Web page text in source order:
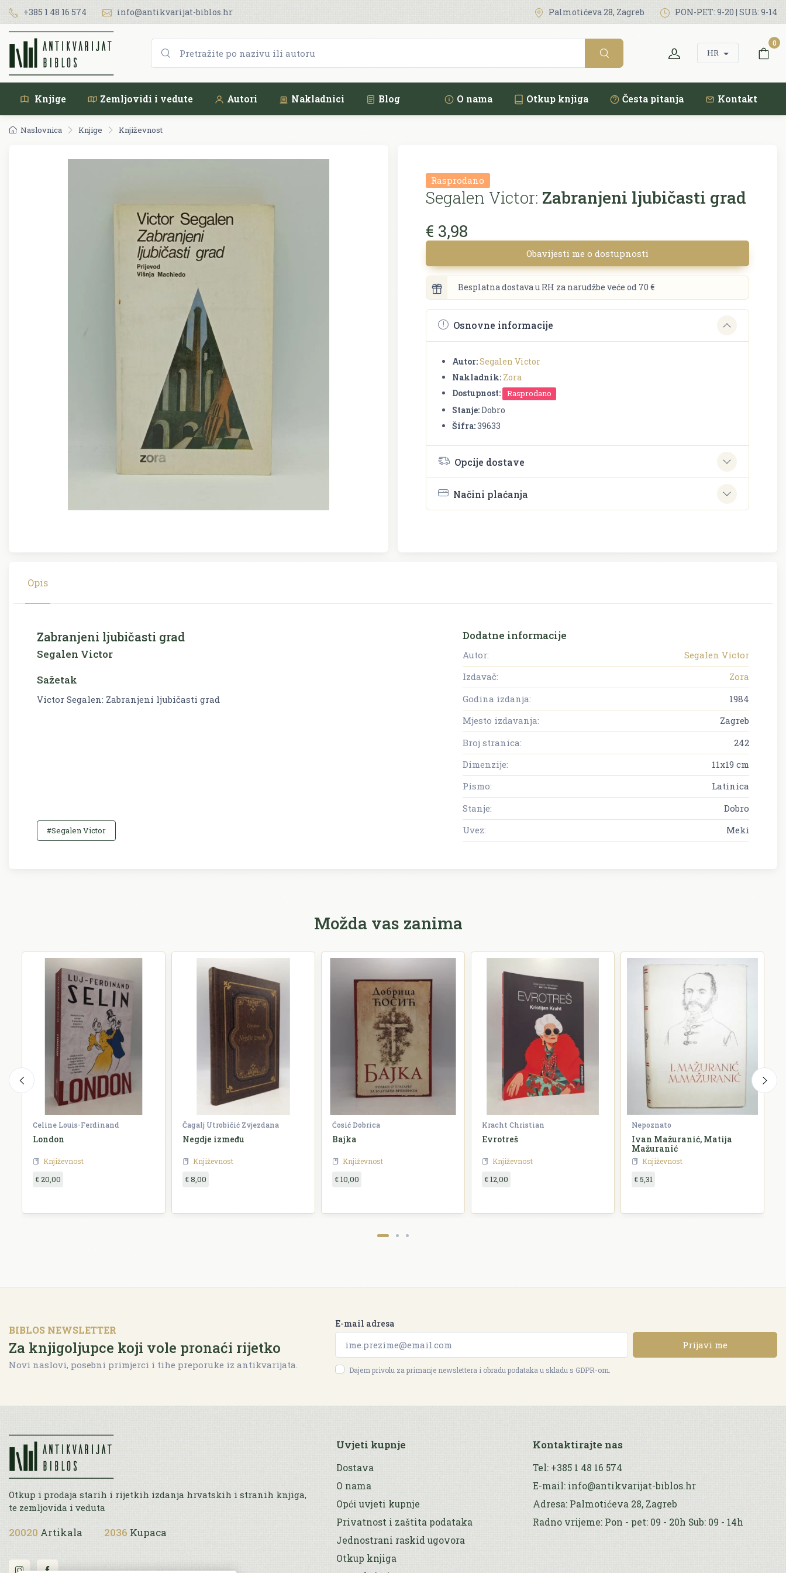
+385 1 48 16 574 info@antikvarijat-biblos.hr Palmotićeva 28, Zagreb PON-PET: 9-20 | SUB: 9-14
HR
0
Knjige Zemljovidi i vedute Autori Nakladnici Blog O nama Otkup knjiga Česta pitanja Kontakt
Naslovnica Knjige Književnost
Rasprodano
Segalen Victor: Zabranjeni ljubičasti grad
€ 3,98
Obavijesti me o dostupnosti
Besplatna dostava u RH za narudžbe veće od 70 €
Osnovne informacije
Autor:Segalen Victor
Nakladnik: Zora
Dostupnost:
Rasprodano
Stanje:Dobro
Šifra:39633
Opcije dostave
Načini plaćanja
Opis
Zabranjeni ljubičasti grad
Segalen Victor
Sažetak
Victor Segalen: Zabranjeni ljubičasti grad
#Segalen Victor
Dodatne informacije
Autor:
Segalen Victor
Izdavač:
Zora
Godina izdanja:
1984
Mjesto izdavanja:
Zagreb
Broj stranica:
242
Dimenzije:
11x19 cm
Pismo:
Latinica
Stanje:
Dobro
Uvez:
Meki
Možda vas zanima
Celine Louis-Ferdinand
London
Književnost
€ 20,00
Čagalj Utrobičić Zvjezdana
Negdje između
Književnost
€ 8,00
Ćosić Dobrica
Bajka
Književnost
€ 10,00
Kracht Christian
Evrotreš
Književnost
€ 12,00
Nepoznato
Ivan Mažuranić, Matija
Mažuranić
Književnost
€ 5,31
BIBLOS NEWSLETTER
Za knjigoljupce koji vole pronaći rijetko
Novi naslovi, posebni primjerci i tihe preporuke iz antikvarijata.
E-mail adresa
Prijavi me
Dajem privolu za primanje newslettera i obradu podataka u skladu s GDPR-om.
Otkup i prodaja starih i rijetkih izdanja hrvatskih i stranih knjiga,
te zemljovida i veduta
20020 Artikala 2036 Kupaca
Uvjeti kupnje
Dostava
O nama
Opći uvjeti kupnje
Privatnost i zaštita podataka
Jednostrani raskid ugovora
Otkup knjiga
Kontaktirajte nas
Tel: +385 1 48 16 574
E-mail: info@antikvarijat-biblos.hr
Adresa: Palmotićeva 28, Zagreb
Radno vrijeme: Pon - pet: 09 - 20h Sub: 09 - 14h